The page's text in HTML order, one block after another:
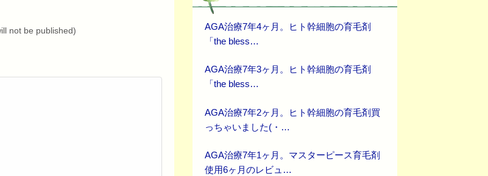
not be published)
AGA治療7年4ヶ月。ヒト幹細胞の育毛剤
「the bless…
AGA治療7年3ヶ月。ヒト幹細胞の育毛剤
「the bless…
AGA治療7年2ヶ月。ヒト幹細胞の育毛剤買
っちゃいました(・…
AGA治療7年1ヶ月。マスターピース育毛剤
使用6ヶ月のレビュ…